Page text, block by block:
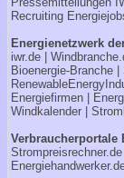
Recruiting
Energienetzwerk
iwr.de
Bioenergie-Branche
Energiefirmen
Windkalender
Verbraucherportale
Strompreisrechner.de